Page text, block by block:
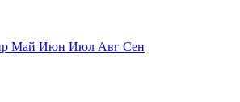
Май Июн Июл Авг Сен